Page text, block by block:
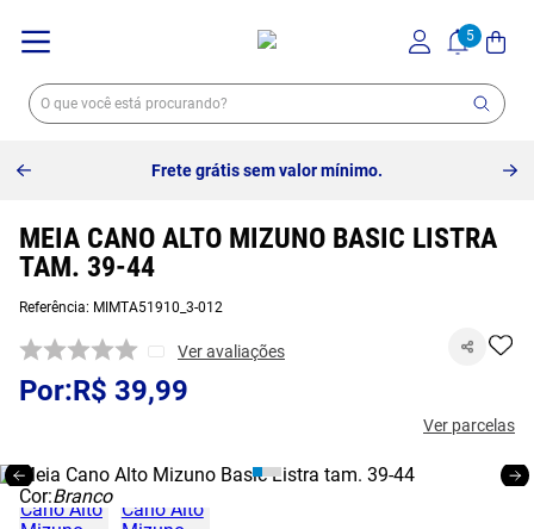
Frete grátis sem valor mínimo.
MEIA CANO ALTO MIZUNO BASIC LISTRA
TAM. 39-44
Referência: MIMTA51910_3-012
Ver avaliações
R$ 39,99
Ver parcelas
Cor:Branco